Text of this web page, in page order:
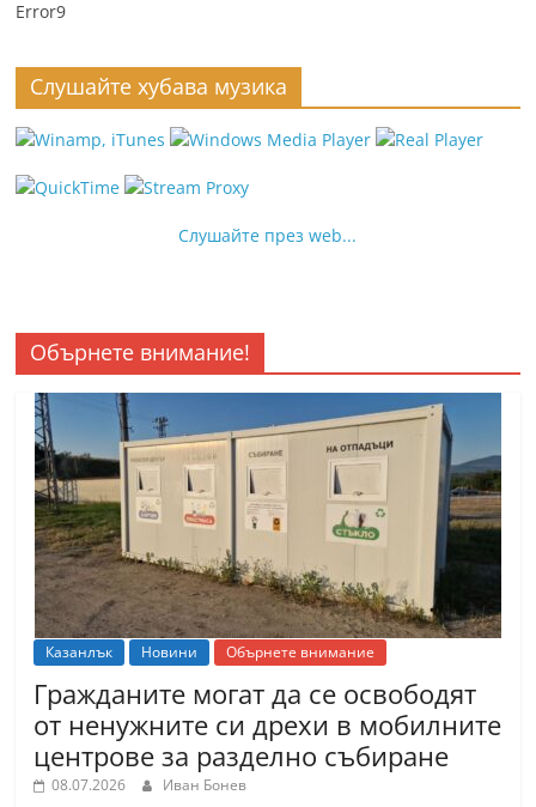
Error9
Слушайте хубава музика
Слушайте през web...
Обърнете внимание!
Казанлък Новини Обърнете внимание
Гражданите могат да се освободят
от ненужните си дрехи в мобилните
центрове за разделно събиране
08.07.2026 Иван Бонев